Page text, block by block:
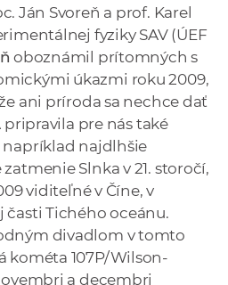
Ján Svoreň a prof. Karel
fyziky SAV (ÚEF
oboznámil prítomných s
úkazmi roku 2009,
ani príroda sa nechce dať
pripravila pre nás také
napríklad najdlhšie
Slnka v 21. storočí,
viditeľné v Číne, v
časti Tichého oceánu.
divadlom v tomto
kométa 107P/Wilson-
a decembri